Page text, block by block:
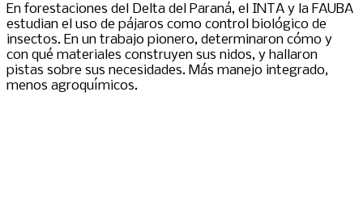
En forestaciones del Delta del Paraná, el INTA y la FAUBA
estudian el uso de pájaros como control biológico de
insectos. En un trabajo pionero, determinaron cómo y
con qué materiales construyen sus nidos, y hallaron
pistas sobre sus necesidades. Más manejo integrado,
menos agroquímicos.